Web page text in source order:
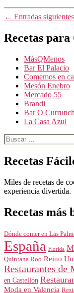
Paginación
de
entradas
← Entradas siguientes
Recetas
MásQMenos
Bar El Palacio
Comemos en
Mesón Enebro
Mercado 55
Brandi
Bar O
La Casa Azul
Buscar:
Recetas
Miles de recetas de
experiencia divertida.
Recetas más
Dónde comer en Las
España Florida
Quintana Roo Reino
Restaurantes de
en Castellón
Moda en Valencia